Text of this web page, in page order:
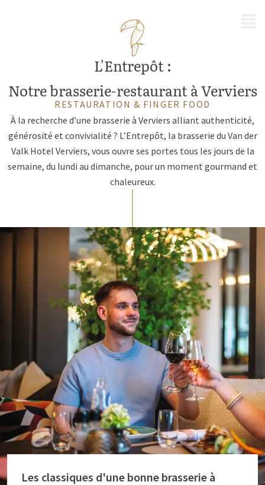
L'Entrepôt :
Notre brasserie-restaurant à Verviers
RESTAURATION & FINGER FOOD
À la recherche d’une brasserie à Verviers alliant authenticité,
générosité et convivialité ? L’Entrepôt, la brasserie du Van der
Valk Hotel Verviers, vous ouvre ses portes tous les jours de la
semaine, du lundi au dimanche, pour un moment gourmand et
chaleureux.
Les classiques d'une bonne brasserie à